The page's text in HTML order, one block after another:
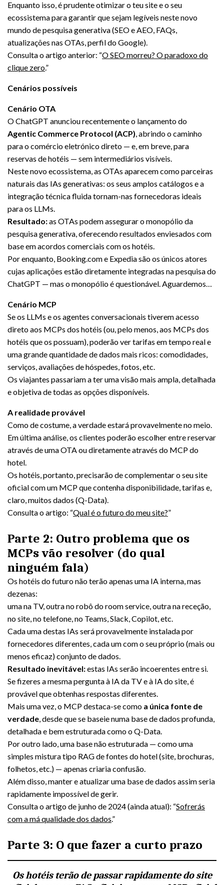
Enquanto isso, é prudente otimizar o teu site e o seu
ecossistema para garantir que sejam legíveis neste novo
mundo de pesquisa generativa (SEO e AEO, FAQs,
atualizações nas OTAs, perfil do Google).
Consulta o artigo anterior: “O SEO morreu? O paradoxo do
clique zero.”
Cenários possíveis
Cenário OTA
O ChatGPT anunciou recentemente o lançamento do
Agentic Commerce Protocol (ACP), abrindo o caminho
para o comércio eletrónico direto — e, em breve, para
reservas de hotéis — sem intermediários visíveis.
Neste novo ecossistema, as OTAs aparecem como parceiras
naturais das IAs generativas: os seus amplos catálogos e a
integração técnica fluida tornam-nas fornecedoras ideais
para os LLMs.
Resultado:as OTAs podem assegurar o monopólio da
pesquisa generativa, oferecendo resultados enviesados com
base em acordos comerciais com os hotéis.
Por enquanto, Booking.com e Expedia são os únicos atores
cujas aplicações estão diretamente integradas na pesquisa do
ChatGPT — mas o monopólio é questionável. Aguardemos…
Cenário MCP
Se os LLMs e os agentes conversacionais tiverem acesso
direto aos MCPs dos hotéis (ou, pelo menos, aos MCPs dos
hotéis que os possuam), poderão ver tarifas em tempo real e
uma grande quantidade de dados mais ricos: comodidades,
serviços, avaliações de hóspedes, fotos, etc.
Os viajantes passariam a ter uma visão mais ampla, detalhada
e objetiva de todas as opções disponíveis.
A realidade provável
Como de costume, a verdade estará provavelmente no meio.
Em última análise, os clientes poderão escolher entre reservar
através de uma OTA ou diretamente através do MCP do
hotel.
Os hotéis, portanto, precisarão de complementar o seu site
oficial com um MCP que contenha disponibilidade, tarifas e,
claro, muitos dados (Q-Data).
Consulta o artigo: “Qual é o futuro do meu site?”
Parte 2: Outro problema que os
MCPs vão resolver (do qual
ninguém fala)
Os hotéis do futuro não terão apenas uma IA interna, mas
dezenas:
uma na TV, outra no robô do room service, outra na receção,
no site, no telefone, no Teams, Slack, Copilot, etc.
Cada uma destas IAs será provavelmente instalada por
fornecedores diferentes, cada um com o seu próprio (mais ou
menos eficaz) conjunto de dados.
Resultado inevitável:estas IAs serão incoerentes entre si.
Se fizeres a mesma pergunta à IA da TV e à IA do site, é
provável que obtenhas respostas diferentes.
Mais uma vez, o MCP destaca-se como a única fonte de
verdade, desde que se baseie numa base de dados profunda,
detalhada e bem estruturada como o Q-Data.
Por outro lado, uma base não estruturada — como uma
simples mistura tipo RAG de fontes do hotel (site, brochuras,
folhetos, etc.) — apenas criaria confusão.
Além disso, manter e atualizar uma base de dados assim seria
rapidamente impossível de gerir.
Consulta o artigo de junho de 2024 (ainda atual): “Sofrerás
com a má qualidade dos dados.”
Parte 3: O que fazer a curto prazo
Os hotéis terão de passar rapidamente do site